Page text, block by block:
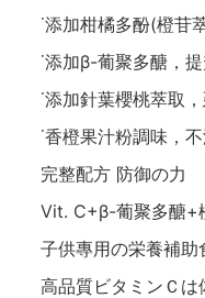
˙添加柑橘多酚(橙苷
˙添加β-葡聚多醣，
˙添加針葉櫻桃萃取
˙香橙果汁粉調味，
完整配方 防御の力
Vit. C+β-葡聚多醣+
子供專用の栄養補助
高品質ビタミンＣは